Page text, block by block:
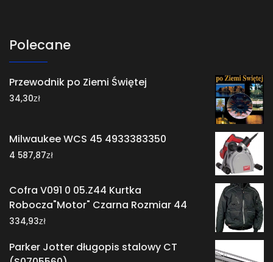
Polecane
Przewodnik po Ziemi Świętej
34,30zł
Milwaukee WCS 45 4933383350
4 587,87zł
Cofra V091 0 05.Z44 Kurtka
Robocza"Motor" Czarna Rozmiar 44
334,93zł
Parker Jotter długopis stalowy CT